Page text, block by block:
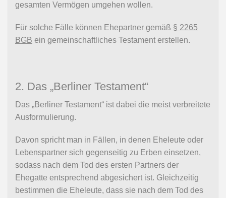
gesamten Vermögen umgehen wollen.
Für solche Fälle können Ehepartner gemäß § 2265
BGB ein gemeinschaftliches Testament erstellen.
2. Das „Berliner Testament“
Das „Berliner Testament“ ist dabei die meist verbreitete
Ausformulierung.
Davon spricht man in Fällen, in denen Eheleute oder
Lebenspartner sich gegenseitig zu Erben einsetzen,
sodass nach dem Tod des ersten Partners der
Ehegatte entsprechend abgesichert ist. Gleichzeitig
bestimmen die Eheleute, dass sie nach dem Tod des